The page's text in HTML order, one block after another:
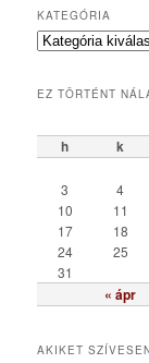
KATEGÓRIA
K
e
r
EZ TÖRTÉNT
h k
« ápr
3
4
10
11
17
18
24
25
31
AKIKET